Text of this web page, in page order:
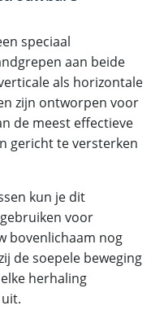
speciaal
aan beide
als horizontale
zijn ontworpen voor
de meest effectieve
gericht te versterken
kun je dit
voor
bovenlichaam nog
de soepele beweging
herhaling